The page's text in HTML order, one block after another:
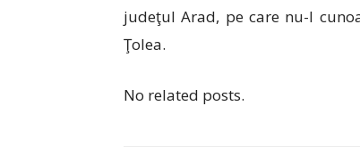
judeţul Arad, pe care nu-l
Ţolea.
No related posts.